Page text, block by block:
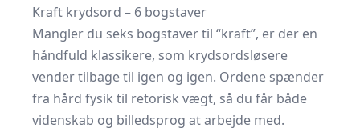
Kraft krydsord – 6 bogstaver
Mangler du seks bogstaver til “kraft”, er der en
håndfuld klassikere, som krydsordsløsere
vender tilbage til igen og igen. Ordene spænder
fra hård fysik til retorisk vægt, så du får både
videnskab og billedsprog at arbejde med.